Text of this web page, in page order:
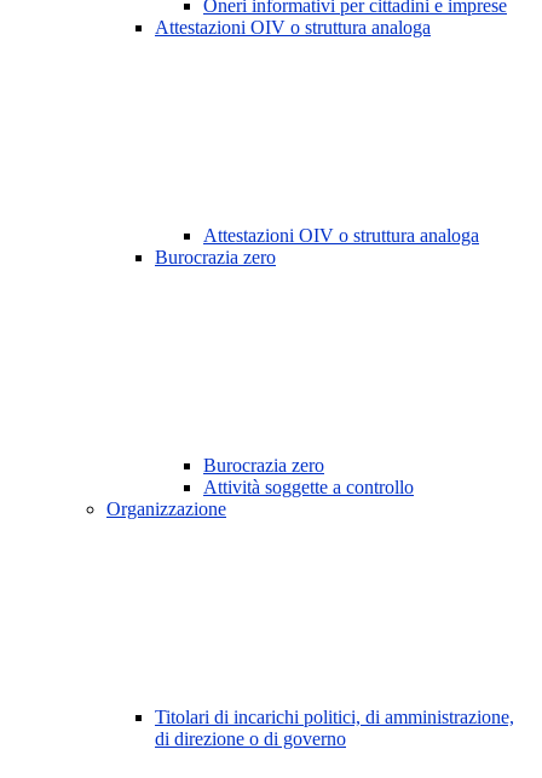
Oneri informativi per cittadini e imprese
Attestazioni OIV o struttura analoga
Attestazioni OIV o struttura analoga
Burocrazia zero
Burocrazia zero
Attività soggette a controllo
Organizzazione
Titolari di incarichi politici, di amministrazione,
di direzione o di governo